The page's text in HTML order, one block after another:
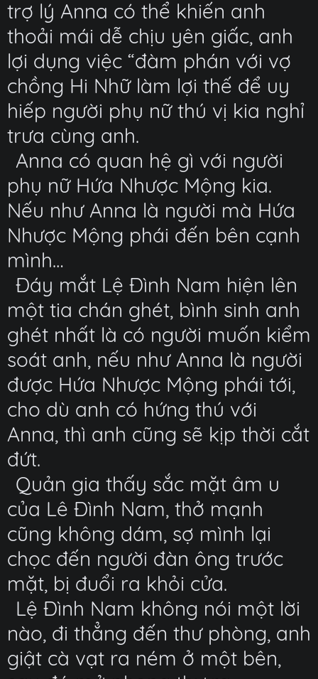
trợ lý Anna có thể khiến anh
thoải mái dễ chịu yên giấc, anh
lợi dụng việc “đàm phán với vợ
chồng Hi Nhữ làm lợi thế để uy
hiếp người phụ nữ thú vị kia nghỉ
trưa cùng anh.
Anna có quan hệ gì với người
phụ nữ Hứa Nhược Mộng kia.
Nếu như Anna là người mà Hứa
Nhược Mộng phái đến bên cạnh
mình…
Đáy mắt Lệ Đình Nam hiện lên
một tia chán ghét, bình sinh anh
ghét nhất là có người muốn kiểm
soát anh, nếu như Anna là người
được Hứa Nhược Mộng phái tới,
cho dù anh có hứng thú với
Anna, thì anh cũng sẽ kịp thời cắt
đứt.
Quản gia thấy sắc mặt âm u
của Lê Đình Nam, thở mạnh
cũng không dám, sợ mình lại
chọc đến người đàn ông trước
mặt, bị đuổi ra khỏi cửa.
Lệ Đình Nam không nói một lời
nào, đi thẳng đến thư phòng, anh
giật cà vạt ra ném ở một bên,